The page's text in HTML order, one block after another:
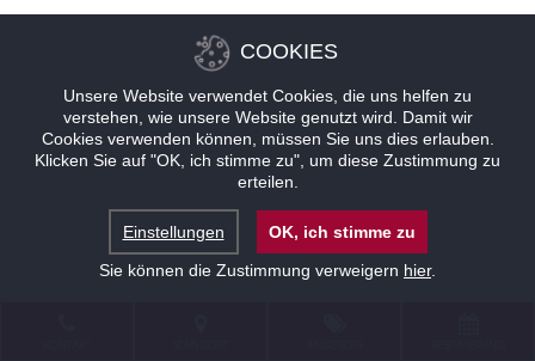
COOKIES
Unsere Website verwendet Cookies, die uns helfen zu
verstehen, wie unsere Website genutzt wird. Damit wir
Cookies verwenden können, müssen Sie uns dies erlauben.
Klicken Sie auf "OK, ich stimme zu", um diese Zustimmung zu
erteilen.
Einstellungen
OK, ich stimme zu
Sie können die Zustimmung verweigern hier.